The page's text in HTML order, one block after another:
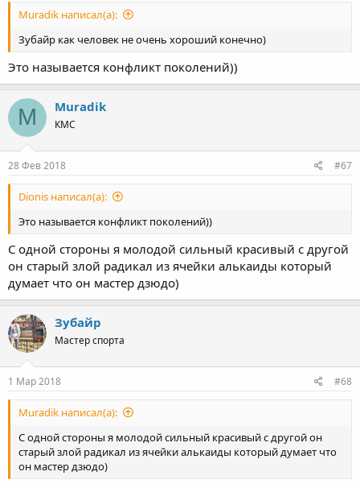
Muradik написал(а):
Зубайр как человек не очень хороший конечно)
Это называется конфликт поколений))
M Muradik
КМС
28 Фев 2018 #67
Dionis написал(а):
Это называется конфликт поколений))
С одной стороны я молодой сильный красивый с другой
он старый злой радикал из ячейки алькаиды который
думает что он мастер дзюдо)
Зубайр
Мастер спорта
1 Мар 2018 #68
Muradik написал(а):
С одной стороны я молодой сильный красивый с другой он
старый злой радикал из ячейки алькаиды который думает что
он мастер дзюдо)